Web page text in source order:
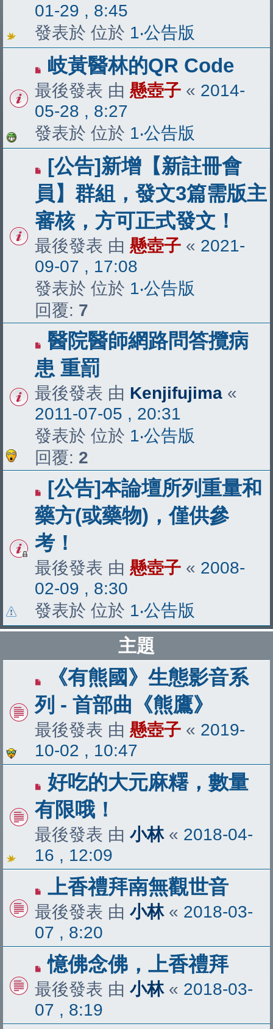
01-29 , 8:45
發表於 位於 1‧公告版
岐黃醫林的QR Code
最後發表 由 懸壺子 « 2014-
05-28 , 8:27
發表於 位於 1‧公告版
[公告]新增【新註冊會
員】群組，發文3篇需版主
審核，方可正式發文！
最後發表 由 懸壺子 « 2021-
09-07 , 17:08
發表於 位於 1‧公告版
回覆: 7
醫院醫師網路問答攬病
患 重罰
最後發表 由 Kenjifujima «
2011-07-05 , 20:31
發表於 位於 1‧公告版
回覆: 2
[公告]本論壇所列重量和
藥方(或藥物)，僅供參
考！
最後發表 由 懸壺子 « 2008-
02-09 , 8:30
發表於 位於 1‧公告版
主題
《有熊國》生態影音系
列 - 首部曲《熊鷹》
最後發表 由 懸壺子 « 2019-
10-02 , 10:47
好吃的大元麻糬，數量
有限哦！
最後發表 由 小林« 2018-04-
16 , 12:09
上香禮拜南無觀世音
最後發表 由 小林« 2018-03-
07 , 8:20
憶佛念佛，上香禮拜
最後發表 由 小林« 2018-03-
07 , 8:19